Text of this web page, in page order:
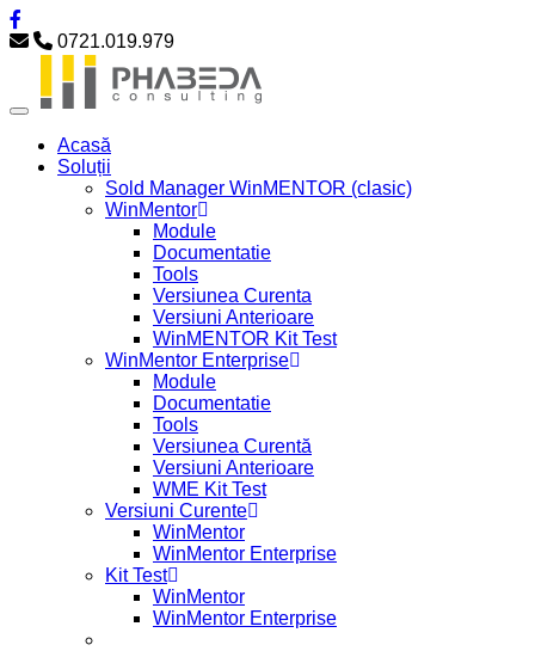
0721.019.979
Acasă
Soluții
Sold Manager WinMENTOR (clasic)
WinMentor
Module
Documentatie
Tools
Versiunea Curenta
Versiuni Anterioare
WinMENTOR Kit Test
WinMentor Enterprise
Module
Documentatie
Tools
Versiunea Curentă
Versiuni Anterioare
WME Kit Test
Versiuni Curente
WinMentor
WinMentor Enterprise
Kit Test
WinMentor
WinMentor Enterprise